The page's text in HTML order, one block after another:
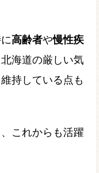
高齢者や慢性疾
海道の厳しい気
維持している点も
これからも活躍